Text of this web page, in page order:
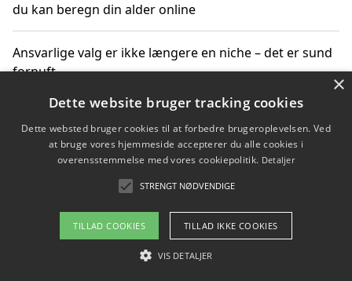
du kan beregn din alder online
Ansvarlige valg er ikke længere en niche – det er sund
fornuft
Sådan kan du handle bæredygtigt og bestil med
faktura
Om / kontakt
Blog Betingelser
×
Dette website bruger tracking cookies
Dette websted bruger cookies til at forbedre brugeroplevelsen. Ved
at bruge vores hjemmeside accepterer du alle cookies i
overensstemmelse med vores cookiepolitik. Detaljer
STRENGT NØDVENDIGE
TILLAD COOKIES TILLAD IKKE COOKIES
VIS DETALJER